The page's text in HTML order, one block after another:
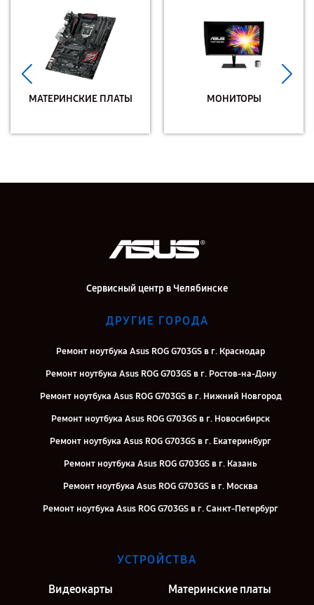
МАТЕРИНСКИЕ ПЛАТЫ МОНИТОРЫ
Сервисный центр в Челябинске
ДРУГИЕ ГОРОДА
Ремонт ноутбука Asus ROG G703GS в г. Краснодар
Ремонт ноутбука Asus ROG G703GS в г. Ростов-на-Дону
Ремонт ноутбука Asus ROG G703GS в г. Нижний Новгород
Ремонт ноутбука Asus ROG G703GS в г. Новосибирск
Ремонт ноутбука Asus ROG G703GS в г. Екатеринбург
Ремонт ноутбука Asus ROG G703GS в г. Казань
Ремонт ноутбука Asus ROG G703GS в г. Москва
Ремонт ноутбука Asus ROG G703GS в г. Санкт-Петербург
УСТРОЙСТВА
Видеокарты Материнские платы